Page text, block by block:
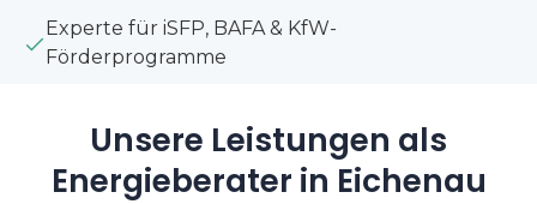
Experte für iSFP, BAFA & KfW-
Förderprogramme
Unsere Leistungen als
Energieberater in Eichenau